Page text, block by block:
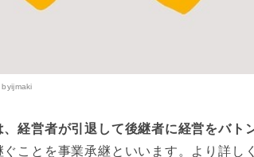
byijmaki
、経営者が引退して後継者に経営をバト
ぐことを事業承継といいます。より詳